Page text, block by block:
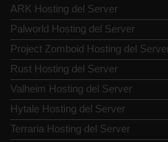
ARK Hosting del Server
Palworld Hosting del Server
Project Zomboid Hosting del
Rust Hosting del Server
Valheim Hosting del Server
Hytale Hosting del Server
Terraria Hosting del Server